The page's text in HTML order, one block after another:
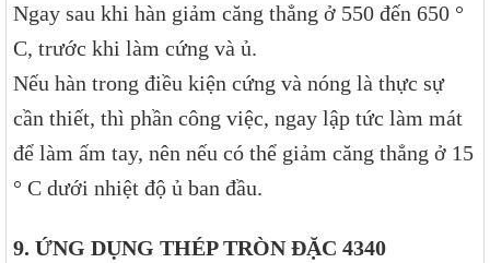
Ngay sau khi hàn giảm căng thẳng ở 550 đến 650 °
C, trước khi làm cứng và ủ.
Nếu hàn trong điều kiện cứng và nóng là thực sự
cần thiết, thì phần công việc, ngay lập tức làm mát
để làm ấm tay, nên nếu có thể giảm căng thẳng ở 15
° C dưới nhiệt độ ủ ban đầu.
9. ỨNG DỤNG THÉP TRÒN ĐẶC 4340